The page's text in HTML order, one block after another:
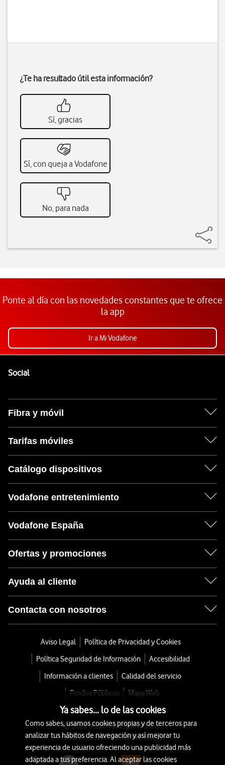
¿Te ha resultado útil esta información?
Sí, gracias
Sí, con queja a Vodafone
No, para nada
Ponte al día con las novedades constantes que te ofrece
la app
Ir a Mi Vodafone
SocialEnlaces a las redes sociales de Vodafone
Fibra y móvil
Tarifas móviles
Catálogo dispositivos
Vodafone entretenimiento
Vodafone España
Ofertas y promociones
Ayuda al cliente
Contacta con nosotros
Aviso Legal
Política de Privacidad y Cookies
Política Seguridad de Información
Accesibilidad
Información a clientes
Calidad del servicio
Fondos Públicos
Mapa Web
© 2026 Vodafone España S.A.U.
Avda. América 115, 28042 Madrid
Ya sabes... lo de las cookies
Como sabes, usamos cookies propias y de terceros para
analizar tus hábitos de navegación y así mejorar tu
experiencia de usuario ofreciendo una publicidad más
adaptada a tus preferencia. Al aceptar las cookies